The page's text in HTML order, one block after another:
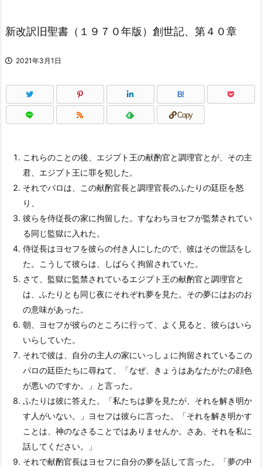
新改訳旧聖書（１９７０年版）創世記、第４０章
2021年3月1日
B!
Copy
これらのことの後、エジプト王の献酌官と調理官とが、その主
君、エジプト王に罪を犯した。
それでパロは、この献酌官長と調理官長のふたりの廷臣を怒
り、
彼らを侍従長の家に拘留した。すなわちヨセフが監禁されてい
る同じ監獄に入れた。
侍従長はヨセフを彼らの付き人にしたので、彼はその世話をし
た。こうして彼らは、しばらく拘留されていた。
さて、監獄に監禁されているエジプト王の献酌官と調理官と
は、ふたりとも同じ夜にそれぞれ夢を見た。その夢にはおのお
の意味があった。
朝、ヨセフが彼らのところに行って、よく見ると、彼らはいら
いらしていた。
それで彼は、自分の主人の家にいっしょに拘留されているこの
パロの廷臣たちに尋ねて、「なぜ、きょうはあなたがたの顔色
が悪いのですか。」と言った。
ふたりは彼に答えた。「私たちは夢を見たが、それを解き明か
す人がいない。」ヨセフは彼らに言った。「それを解き明かす
ことは、神のなさることではありませんか。さあ、それを私に
話してください。」
それで献酌官長はヨセフに自分の夢を話して言った。「夢の中